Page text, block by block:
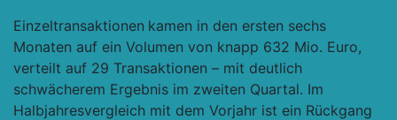
Einzeltransaktionen kamen in den ersten sechs
Monaten auf ein Volumen von knapp 632 Mio. Euro,
verteilt auf 29 Transaktionen – mit deutlich
schwächerem Ergebnis im zweiten Quartal. Im
Halbjahresvergleich mit dem Vorjahr ist ein Rückgang